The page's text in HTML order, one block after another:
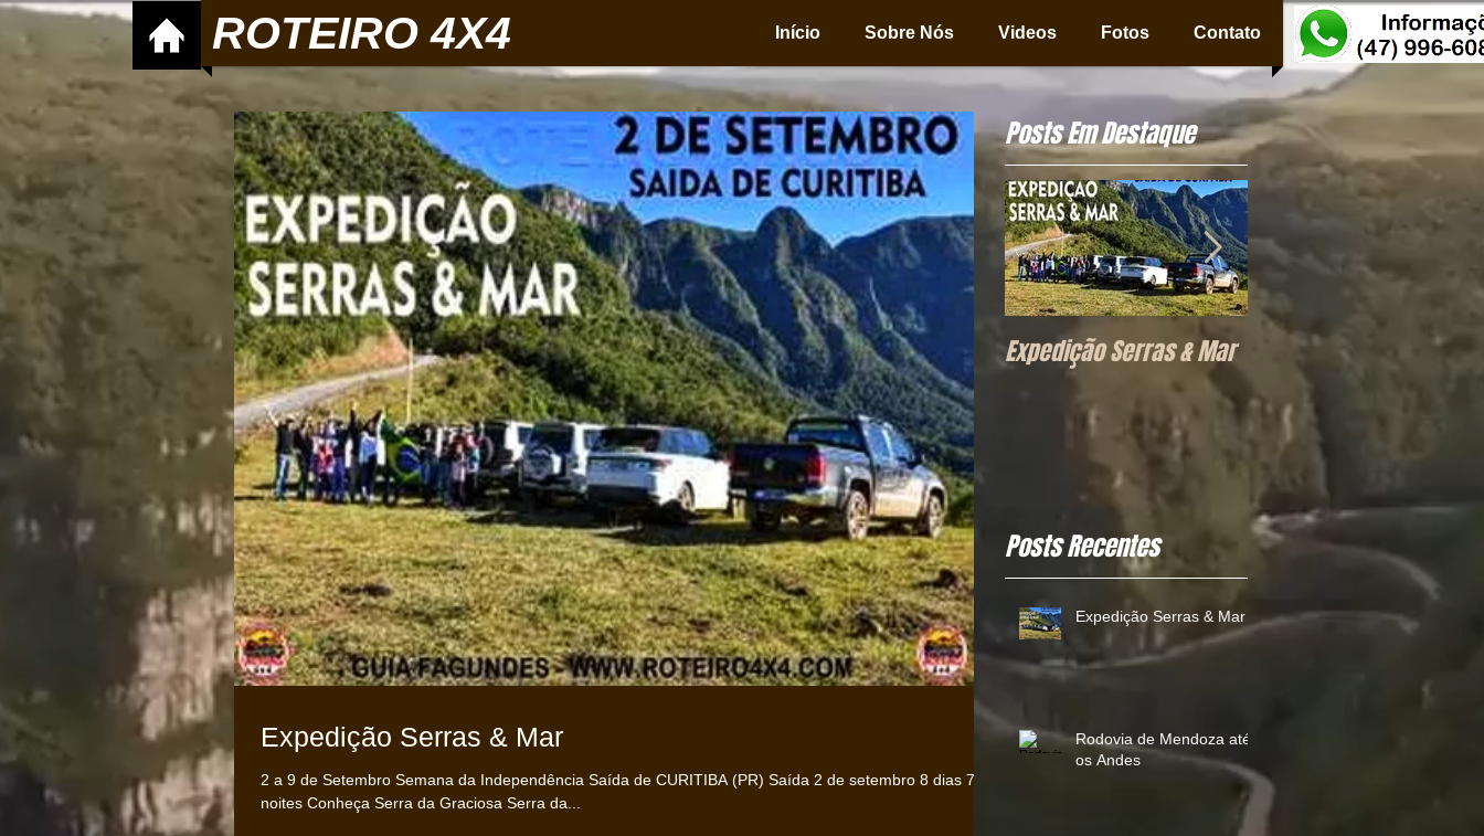
Início Sobre Nós Videos Fotos Contato
ROTEIRO 4X4
Expedição Serras & Mar
2 a 9 de Setembro Semana da Independência Saída de CURITIBA (PR) Saída 2 de setembro 8 dias 7
noites Conheça Serra da Graciosa Serra da...
Posts Em Destaque
Expedição Serras & Mar
Morro das Antenas -
Urupema (SC)
Posts Recentes
Expedição Serras & Mar
Rodovia de Mendoza até
os Andes